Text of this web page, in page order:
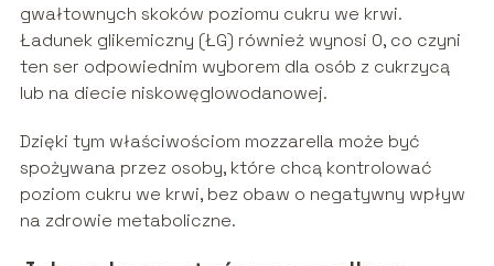
gwałtownych skoków poziomu cukru we krwi.
Ładunek glikemiczny (ŁG) również wynosi 0, co czyni
ten ser odpowiednim wyborem dla osób z cukrzycą
lub na diecie niskowęglowodanowej.
Dzięki tym właściwościom mozzarella może być
spożywana przez osoby, które chcą kontrolować
poziom cukru we krwi, bez obaw o negatywny wpływ
na zdrowie metaboliczne.